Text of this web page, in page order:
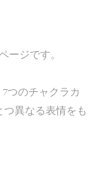
ージです。
7つのチャクラカ
異なる表情をも